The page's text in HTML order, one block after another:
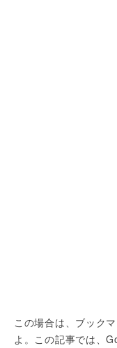
この場合は、ブック
よ。この記事では、